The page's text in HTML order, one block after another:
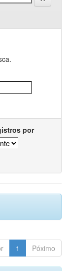
por
1 Póximo